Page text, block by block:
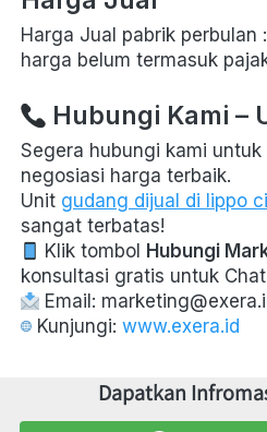
Harga Jual pabrik perbulan
harga belum termasuk
Hubungi Kami –
Segera hubungi kami
negosiasi harga terbaik.
Unit gudang dijual di lippo
sangat terbatas!
Klik tombol Hubungi
konsultasi gratis untuk
Email:
Kunjungi: www.exera.id
Dapatkan